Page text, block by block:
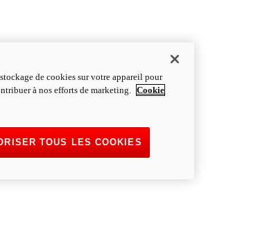
de cookies sur votre appareil pour
à nos efforts de marketing. Cookie
TOUS LES COOKIES